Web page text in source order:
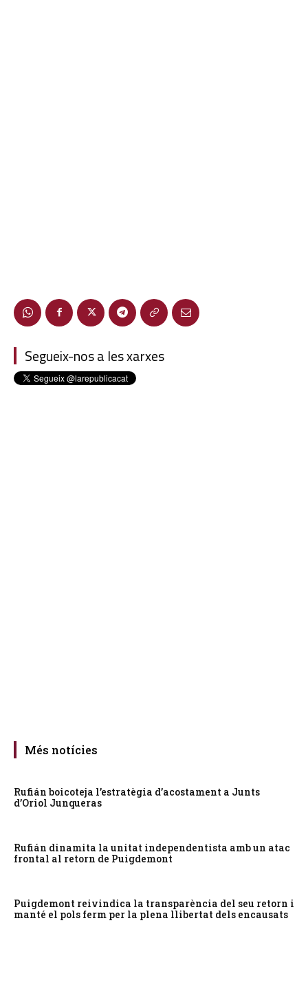
Segueix-nos a les xarxes
Més notícies
Rufián boicoteja l’estratègia d’acostament a Junts
d’Oriol Junqueras
Rufián dinamita la unitat independentista amb un atac
frontal al retorn de Puigdemont
Puigdemont reivindica la transparència del seu retorn i
manté el pols ferm per la plena llibertat dels encausats